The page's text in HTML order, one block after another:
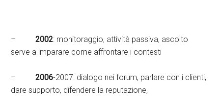
–2002: monitoraggio, attività passiva, ascolto
serve a imparare come affrontare i contesti
–2006-2007: dialogo nei forum, parlare con i clienti,
dare supporto, difendere la reputazione,